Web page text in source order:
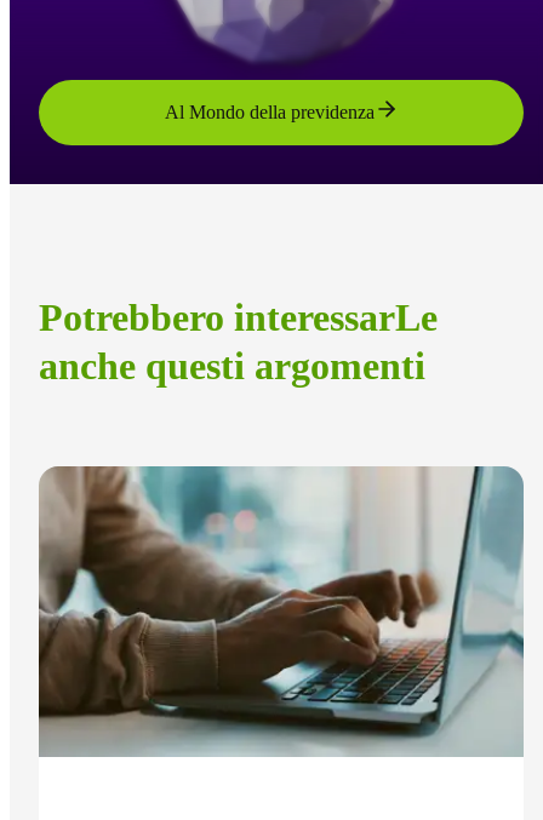
Al Mondo della previdenza
Potrebbero interessarLe
anche questi argomenti